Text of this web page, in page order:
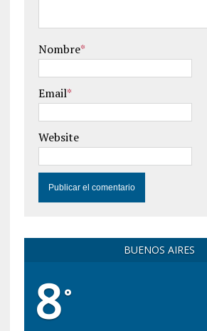
Nombre*
Email*
Website
BUENOS AIRES
8°